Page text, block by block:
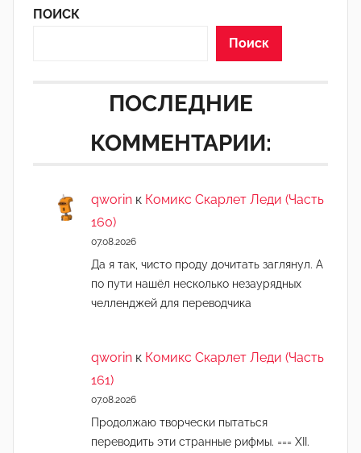
ПОИСК
Поиск
ПОСЛЕДНИЕ
КОММЕНТАРИИ:
qworin к Комикс Скарлет Леди (Часть
160)
07.08.2026
Да я так, чисто проду дочитать заглянул. А
по пути нашёл несколько незаурядных
челленджей для переводчика
qworin к Комикс Скарлет Леди (Часть
161)
07.08.2026
Продолжаю творчески пытаться
переводить эти странные рифмы. === XII.